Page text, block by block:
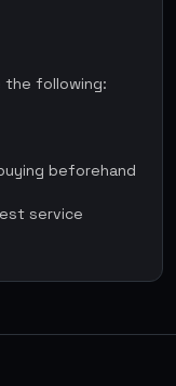
the following:
beforehand
service